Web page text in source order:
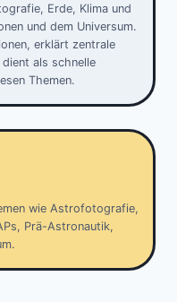
Erde, Klima und
und dem Universum.
erklärt zentrale
als schnelle
Themen.
wie Astrofotografie,
Prä-Astronautik,